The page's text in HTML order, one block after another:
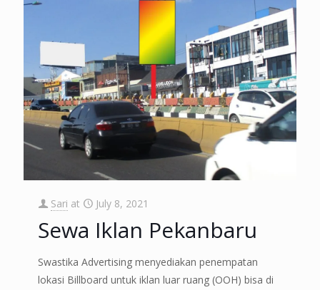
Sari at July 8, 2021
Sewa Iklan Pekanbaru
Swastika Advertising menyediakan penempatan
lokasi Billboard untuk iklan luar ruang (OOH) bisa di